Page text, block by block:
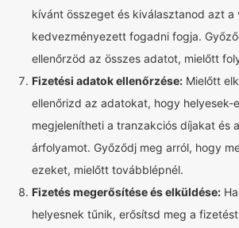
kívánt összeget és kiválasztanod azt a
kedvezményezett fogadni fogja.
ellenőrzöd az összes adatot, mielőtt
Fizetési adatok ellenőrzése: Mielőtt
ellenőrizd az adatokat, hogy helyesek-
megjelenítheti a tranzakciós díjakat és
árfolyamot. Győződj meg arról, hogy
ezeket, mielőtt továbblépnél.
Fizetés megerősítése és elküldése:
helyesnek tűnik, erősítsd meg a